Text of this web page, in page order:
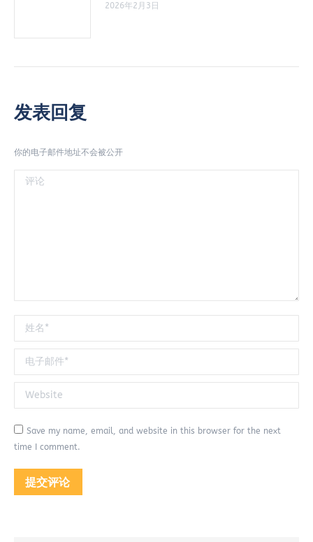
2026年2月3日
发表回复
你的电子邮件地址不会被公开
评论
姓名 *
电子邮件 *
Website
Save my name, email, and website in this browser for the next
time I comment.
提交评论